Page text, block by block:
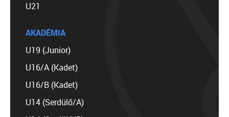
U21
AKADÉMIA
U19 (Junior)
U16/A (Kadet)
U16/B (Kadet)
U14 (Serdülő/A)